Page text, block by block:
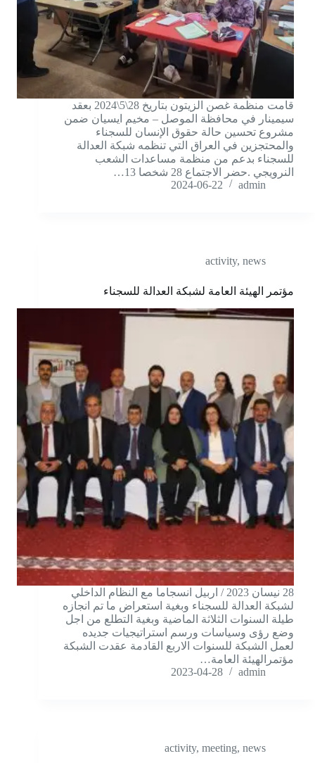
قامت منظمة غصن الزيتون بتاريخ 28\5\2024 بعقد
سيمينار في محافظة الموصل – مخيم ايسيان ضمن
مشروع تحسين حالة حقوق الإنسان للسجناء
والمحتجزين في العراق التي تنظمه شبكة العدالة
للسجناء بدعم من منظمة مساعدات الشعب
النرويجي .حضر الاجتماع 28 شخصا 13…
admin
2024-06-22
activity, news
مؤتمر الهيئة العامة لشبكة العدالة للسجناء
28 نيسان 2023 / اربيل انسجاما مع النظام الداخلي
لشبكة العدالة للسجناء وبغية استعراض ما تم انجازه
طيلة السنوات الثلاثة الماضية وبغية التطلع من اجل
وضع رؤى وسياسات ورسم استراتيجيات جديده
لعمل الشبكة للسنوات الاربع القادمة عقدت الشبكة
مؤتمرالهيئة العامة…
admin
2023-04-28
activity, meeting, news